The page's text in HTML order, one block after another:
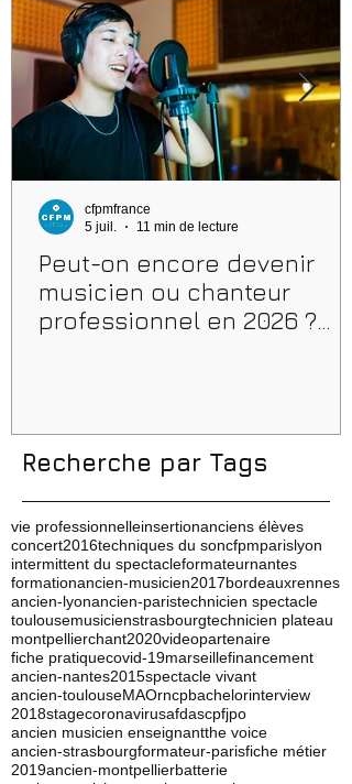
Peut-on encore devenir
musicien ou chanteur
professionnel en 2026 ?
cfpmfrance
5 juil.
11 min de lecture
Recherche par Tags
vie professionnelleinsertionanciens élèves
concert2016techniques du soncfpmparislyon
intermittent du spectacleformateurnantes
formationancien-musicien2017bordeauxrennes
ancien-lyonancien-paristechnicien spectacle
toulousemusicienstrasbourgtechnicien plateau
montpellierchant2020videopartenaire
fiche pratiquecovid-19marseillefinancement
ancien-nantes2015spectacle vivant
ancien-toulouseMAOrncpbachelorinterview
2018stagecoronavirusafdascpfjpo
ancien musicien enseignantthe voice
ancien-strasbourgformateur-parisfiche métier
2019ancien-montpellierbatterie